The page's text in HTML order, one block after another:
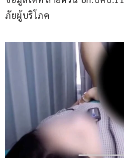
ภัยผู้บริโภค